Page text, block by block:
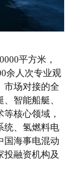
平方米，
余人次专业观
市场对接的全
智能船艇、
核心领域，
统、氢燃料电
国海事电混动
投融资机构及